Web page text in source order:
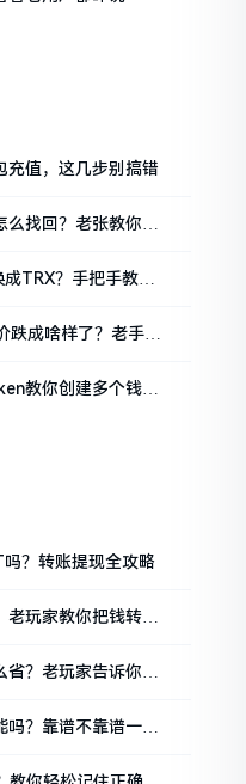
充值，这几步别搞错
找回？老张教你几
TRX？手把手教你
跌成啥样了？老手教
教你创建多个钱包
？转账提现全攻略
玩家教你把钱转进
？老玩家告诉你几
？靠谱不靠谱一文